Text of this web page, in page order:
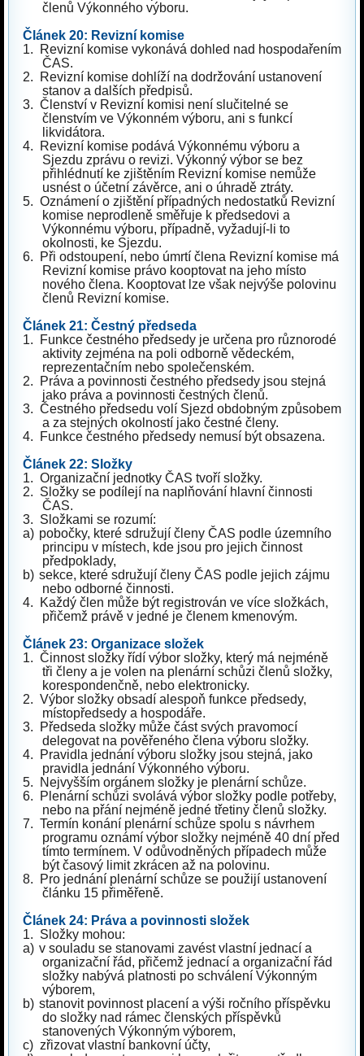
členů Výkonného výboru.
Článek 20: Revizní komise
1.
Revizní komise vykonává dohled nad hospodařením
ČAS.
2.
Revizní komise dohlíží na dodržování ustanovení
stanov a dalších předpisů.
3. Členství v Revizní komisi není slučitelné se
členstvím ve Výkonném výboru, ani s funkcí
likvidátora.
4.
Revizní komise podává Výkonnému výboru a
Sjezdu zprávu o revizi. Výkonný výbor se bez
přihlédnutí ke zjištěním Revizní komise nemůže
usnést o účetní závěrce, ani o úhradě ztráty.
5. Oznámení o zjištění případných nedostatků Revizní
komise neprodleně směřuje k předsedovi a
Výkonnému výboru, případně, vyžadují-li to
okolnosti, ke Sjezdu.
6.
Při odstoupení, nebo úmrtí člena Revizní komise má
Revizní komise právo kooptovat na jeho místo
nového člena. Kooptovat lze však nejvýše polovinu
členů Revizní komise.
Článek 21: Čestný předseda
1.
Funkce čestného předsedy je určena pro různorodé
aktivity zejména na poli odborně vědeckém,
reprezentačním nebo společenském.
2.
Práva a povinnosti čestného předsedy jsou stejná
jako práva a povinnosti čestných členů.
3. Čestného předsedu volí Sjezd obdobným způsobem
a za stejných okolností jako čestné členy.
4.
Funkce čestného předsedy nemusí být obsazena.
Článek 22: Složky
1. Organizační jednotky ČAS tvoří složky.
2. Složky se podílejí na naplňování hlavní činnosti
ČAS.
3. Složkami se rozumí:
a) pobočky, které sdružují členy ČAS podle územního
principu v místech, kde jsou pro jejich činnost
předpoklady,
b) sekce, které sdružují členy ČAS podle jejich zájmu
nebo odborné činnosti.
4.
Každý člen může být registrován ve více složkách,
přičemž právě v jedné je členem kmenovým.
Článek 23: Organizace složek
1. Činnost složky řídí výbor složky, který má nejméně
tři členy a je volen na plenární schůzi členů složky,
korespondenčně, nebo elektronicky.
2. Výbor složky obsadí alespoň funkce předsedy,
místopředsedy a hospodáře.
3.
Předseda složky může část svých pravomocí
delegovat na pověřeného člena výboru složky.
4.
Pravidla jednání výboru složky jsou stejná, jako
pravidla jednání Výkonného výboru.
5.
Nejvyšším orgánem složky je plenární schůze.
6.
Plenární schůzi svolává výbor složky podle potřeby,
nebo na přání nejméně jedné třetiny členů složky.
7. Termín konání plenární schůze spolu s návrhem
programu oznámí výbor složky nejméně 40 dní před
tímto termínem. V odůvodněných případech může
být časový limit zkrácen až na polovinu.
8.
Pro jednání plenární schůze se použijí ustanovení
článku 15 přiměřeně.
Článek 24: Práva a povinnosti složek
1. Složky mohou:
a) v souladu se stanovami zavést vlastní jednací a
organizační řád, přičemž jednací a organizační řád
složky nabývá platnosti po schválení Výkonným
výborem,
b) stanovit povinnost placení a výši ročního příspěvku
do složky nad rámec členských příspěvků
stanovených Výkonným výborem,
c) zřizovat vlastní bankovní účty,